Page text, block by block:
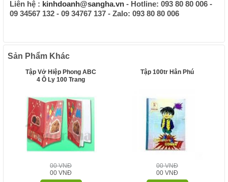
Liên hệ : kinhdoanh@sangha.vn - Hotline: 093 80 80 006 -
09 34567 132 - 09 34767 137 - Zalo: 093 80 80 006
Sản Phẩm Khác
Tập Vở Hiệp Phong ABC
4 Ô Ly 100 Trang
00 VNĐ
00 VNĐ
Tập 100tr Hân Phú
00 VNĐ
00 VNĐ